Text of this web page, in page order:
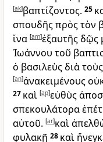
[ak]βαπτίζοντος. 25
σπουδῆς πρὸς τὸν
ἵνα [am]ἐξαυτῆς δῷς
Ἰωάννου τοῦ
ὁ βασιλεὺς διὰ
[an]ἀνακειμένους
27 καὶ [ap]εὐθὺς
σπεκουλάτορα
αὐτοῦ. [ar]καὶ
φυλακῇ 28 καὶ